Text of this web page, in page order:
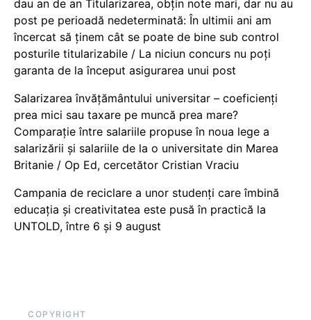
dau an de an Titularizarea, obțin note mari, dar nu au
post pe perioadă nedeterminată: În ultimii ani am
încercat să ținem cât se poate de bine sub control
posturile titularizabile / La niciun concurs nu poți
garanta de la început asigurarea unui post
Salarizarea învățământului universitar – coeficienți
prea mici sau taxare pe muncă prea mare?
Comparație între salariile propuse în noua lege a
salarizării și salariile de la o universitate din Marea
Britanie / Op Ed, cercetător Cristian Vraciu
Campania de reciclare a unor studenți care îmbină
educația și creativitatea este pusă în practică la
UNTOLD, între 6 și 9 august
COPYRIGHT